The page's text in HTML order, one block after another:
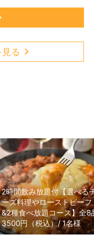
る
2時間飲み放題付【選べる
ーズ料理やローストビーフ
&2種食べ放題コース】全8
3500円（税込）/ 1名様